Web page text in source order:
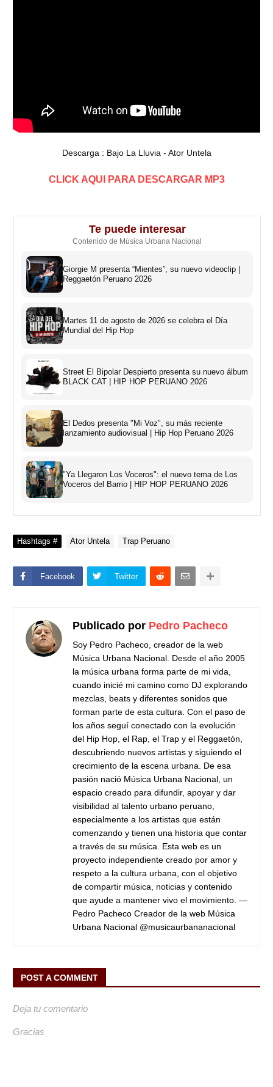
Descarga : Bajo La Lluvia - Ator Untela
CLICK AQUI PARA DESCARGAR MP3
Te puede interesar
Contenido de Música Urbana Nacional
Giorgie M presenta “Mientes”, su nuevo videoclip |
Reggaetón Peruano 2026
Martes 11 de agosto de 2026 se celebra el Día
Mundial del Hip Hop
Street El Bipolar Despierto presenta su nuevo álbum
BLACK CAT | HIP HOP PERUANO 2026
El Dedos presenta "Mi Voz", su más reciente
lanzamiento audiovisual | Hip Hop Peruano 2026
"Ya Llegaron Los Voceros": el nuevo tema de Los
Voceros del Barrio | HIP HOP PERUANO 2026
Hashtags # Ator Untela Trap Peruano
Facebook Twitter
Publicado por Pedro Pacheco
Soy Pedro Pacheco, creador de la web
Música Urbana Nacional. Desde el año 2005
la música urbana forma parte de mi vida,
cuando inicié mi camino como DJ explorando
mezclas, beats y diferentes sonidos que
forman parte de esta cultura. Con el paso de
los años seguí conectado con la evolución
del Hip Hop, el Rap, el Trap y el Reggaetón,
descubriendo nuevos artistas y siguiendo el
crecimiento de la escena urbana. De esa
pasión nació Música Urbana Nacional, un
espacio creado para difundir, apoyar y dar
visibilidad al talento urbano peruano,
especialmente a los artistas que están
comenzando y tienen una historia que contar
a través de su música. Esta web es un
proyecto independiente creado por amor y
respeto a la cultura urbana, con el objetivo
de compartir música, noticias y contenido
que ayude a mantener vivo el movimiento. —
Pedro Pacheco Creador de la web Música
Urbana Nacional @musicaurbananacional
POST A COMMENT
Deja tu comentario
Gracias